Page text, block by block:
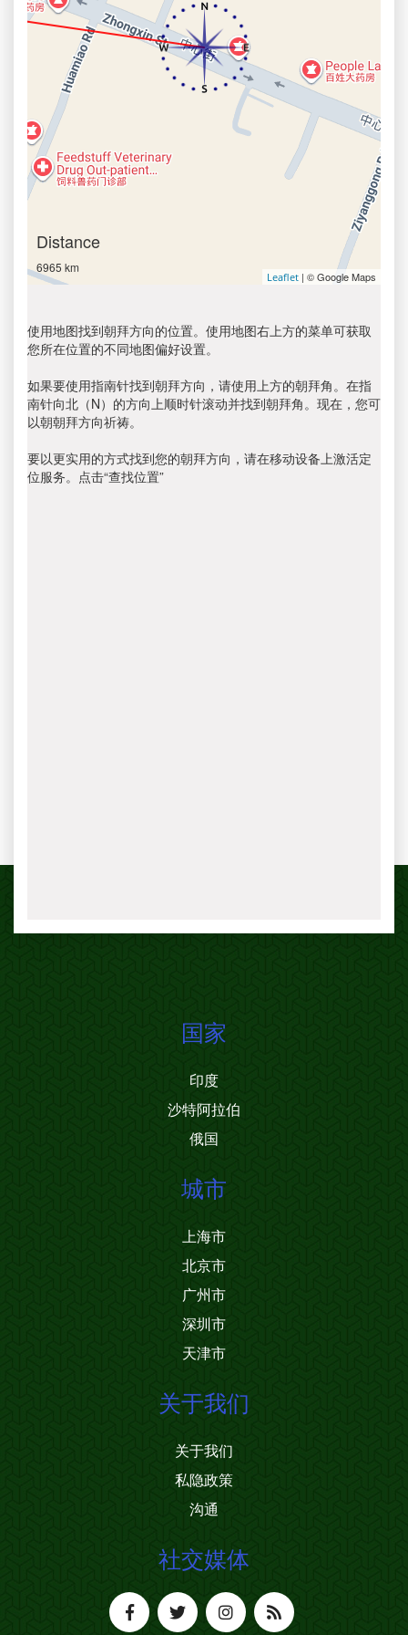
Distance
6965 km
Leaflet | © Google Maps
使用地图找到朝拜方向的位置。使用地图右上方的菜单可获取
您所在位置的不同地图偏好设置。
如果要使用指南针找到朝拜方向，请使用上方的朝拜角。在指
南针向北（N）的方向上顺时针滚动并找到朝拜角。现在，您可
以朝朝拜方向祈祷。
要以更实用的方式找到您的朝拜方向，请在移动设备上激活定
位服务。点击“查找位置”
国家
印度
沙特阿拉伯
俄国
城市
上海市
北京市
广州市
深圳市
天津市
关于我们
关于我们
私隐政策
沟通
社交媒体